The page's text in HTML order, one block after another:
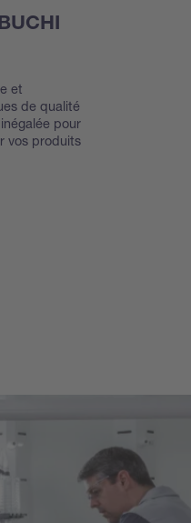
et
de qualité
pour
vos produits